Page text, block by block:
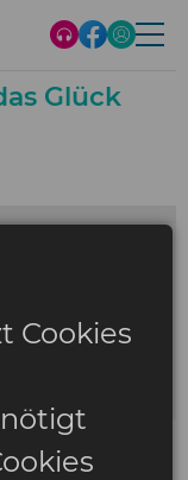
Glück
Cookies